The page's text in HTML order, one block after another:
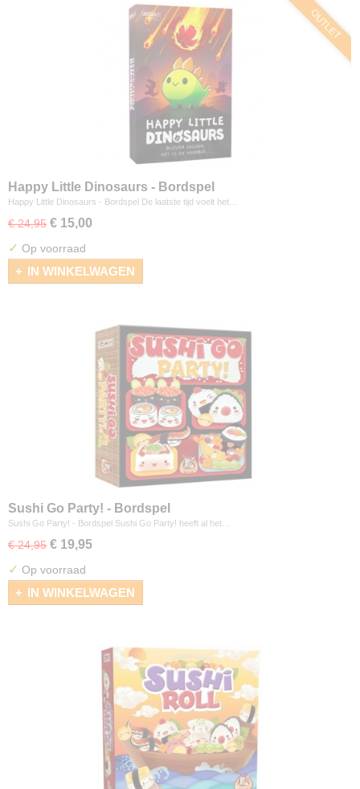
OUTLET
Happy Little Dinosaurs - Bordspel
Happy Little Dinosaurs - Bordspel De laatste tijd voelt het…
€ 24,95 € 15,00
✓ Op voorraad
IN WINKELWAGEN
Sushi Go Party! - Bordspel
Sushi Go Party! - Bordspel Sushi Go Party! heeft al het…
€ 24,95 € 19,95
✓ Op voorraad
IN WINKELWAGEN